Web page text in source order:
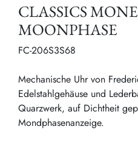
CLASSICS
MOONPHASE
FC-206S3S68
Mechanische Uhr von
Edelstahlgehäuse und
Quarzwerk, auf Dichtheit
Mondphasenanzeige.